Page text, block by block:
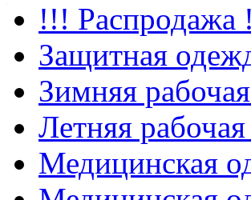
!!! Распродажа
Защитная
Зимняя
Летняя
Медицинская